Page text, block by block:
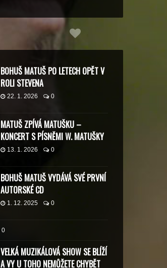
BOHUŠ MATUŠ PO LETECH OPĚT V
ROLI STEVENA
22. 1. 2026 0
MATUŠ ZPÍVÁ MATUŠKU –
KONCERT S PÍSNĚMI W. MATUŠKY
13. 1. 2026 0
BOHUŠ MATUŠ VYDÁVÁ SVÉ PRVNÍ
AUTORSKÉ CD
1. 12. 2025 0
0
VELKÁ MUZIKÁLOVÁ SHOW SE BLÍŽÍ
A VY U TOHO NEMŮŽETE CHYBĚT